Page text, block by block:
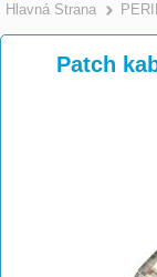
Hlavná Strana
Patch